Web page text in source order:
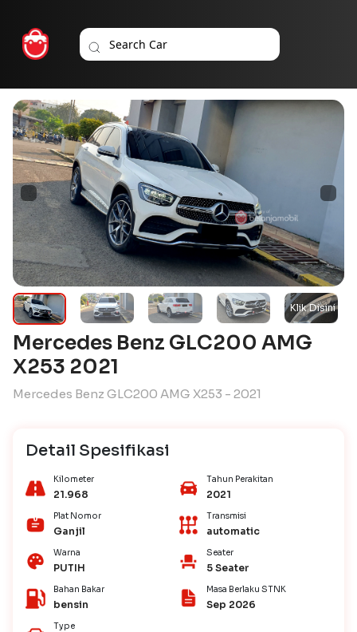
Mercedes Benz GLC200 AMG
X253 2021
Mercedes Benz GLC200 AMG X253 - 2021
Detail Spesifikasi
Kilometer
21.968
Tahun Perakitan
2021
Plat Nomor
Ganjil
Transmisi
automatic
Warna
PUTIH
Seater
5 Seater
Bahan Bakar
bensin
Masa Berlaku STNK
Sep 2026
Type